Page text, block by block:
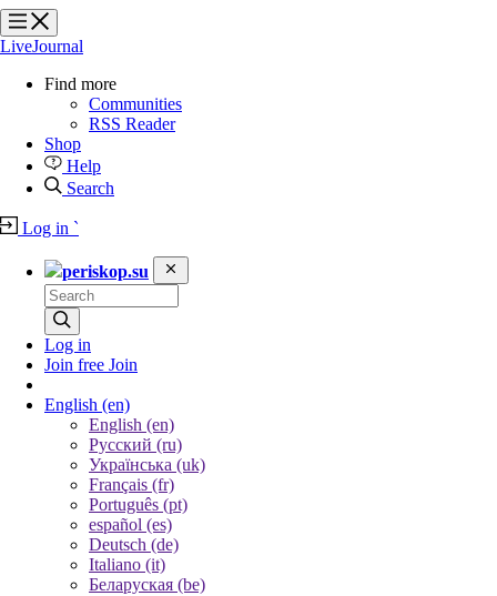
?
?
LiveJournal
Find more
Communities
RSS Reader
Shop
Help
Search
Log in `
periskop.su
Log in
Join free Join
English (en)
English (en)
Русский (ru)
Українська (uk)
Français (fr)
Português (pt)
español (es)
Deutsch (de)
Italiano (it)
Беларуская (be)